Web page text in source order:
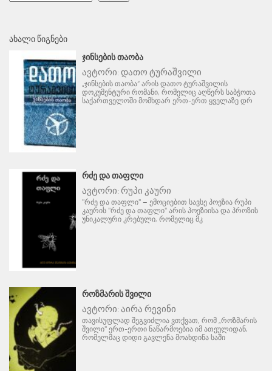
ᲐᲮᲐᲚᲘ ᲬᲘᲒᲜᲔᲑᲘ
ᲯᲘᲜᲡᲔᲑᲘᲡ ᲗᲐᲝᲑᲐ
ავტორი: დათო ტურაშვილი
„ჯინსების თაობა“ არის დათო ტურაშვილის
დოკუმენტური რომანი, რომელიც აღწერს საბჭოთა
საქართველოში მომხდარ ერთ-ერთ ყველაზე დრ
ᲠᲫᲔ ᲓᲐ ᲗᲐᲤᲚᲘ
ავტორი: რუპი კაური
"რძე და თაფლი" – ემოციებით სავსე პოეზია რუპი
კაურის "რძე და თაფლი" არის პოეზიისა და პროზის
უნიკალური კრებული, რომელიც მკ
ᲠᲝᲖᲛᲐᲠᲘᲡ ᲨᲕᲘᲚᲘ
ავტორი: აირა რევინი
თავისუფლად შეგვიძლია ვთქვათ, რომ „როზმარის
შვილი" ერთ-ერთი ნაწარმოებია იმ ათეულიდან,
რომელმაც დიდი გავლენა მოახდინა საში